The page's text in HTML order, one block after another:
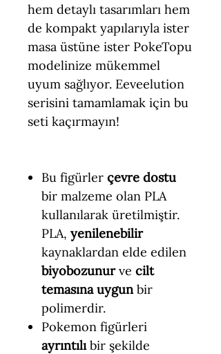
hem detaylı tasarımları hem
de kompakt yapılarıyla ister
masa üstüne ister PokeTopu
modelinize mükemmel
uyum sağlıyor. Eeveelution
serisini tamamlamak için bu
seti kaçırmayın!
Bu figürler çevre dostu
bir malzeme olan PLA
kullanılarak üretilmiştir.
PLA, yenilenebilir
kaynaklardan elde edilen
biyobozunurve cilt
temasına uygunbir
polimerdir.
Pokemon figürleri
ayrıntılıbir şekilde